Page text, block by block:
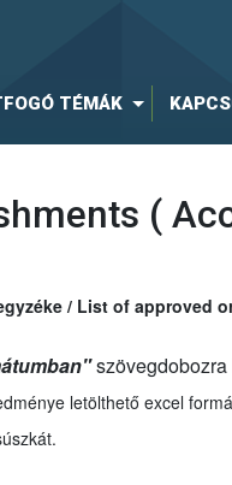
TÉMÁK
(
/ List of approved
szövegdobozra
letölthető excel